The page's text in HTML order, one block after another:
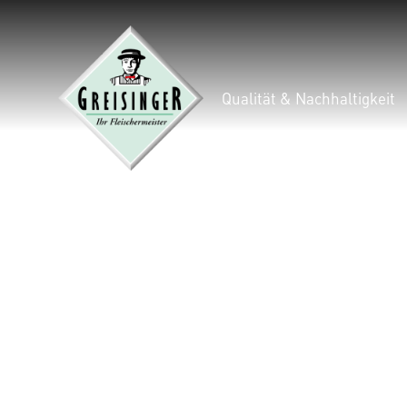
Qualität & Nachhaltigkeit